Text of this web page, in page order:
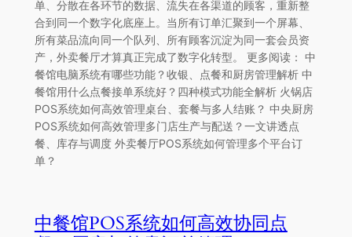
单、分散在各环节的数据、流失在各渠道的顾客，重新整
合到同一个数字化底座上。当所有订单汇聚到一个屏幕、
所有菜品流向同一个队列、所有顾客沉淀为同一套会员资
产，外卖餐厅才算真正完成了数字化转型。 更多阅读： 中
餐馆电脑系统有哪些功能？收银、点餐和厨房管理解析 中
餐馆用什么点餐接单系统好？四种模式功能全解析 火锅店
POS系统如何高效管理桌台、套餐与多人结账？ 中央厨房
POS系统如何高效管理多门店生产与配送？一文讲透点
餐、库存与调度 外卖餐厅POS系统如何管理多个平台订
单？
中餐馆POS系统如何高效协同点